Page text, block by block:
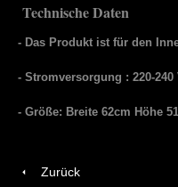
Technische Daten
- Das Produkt ist für den
- Stromversorgung : 220-
- Größe: Breite 62cm Höhe
Zurück